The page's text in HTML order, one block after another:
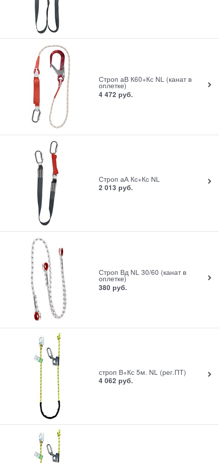
Строп аВ К60+Кс NL (канат в
оплетке)
4 472 руб.
Строп аА Кc+Кc NL
2 013 руб.
Строп Вд NL 30/60 (канат в
оплетке)
380 руб.
строп В+Кс 5м. NL (рег.ПТ)
4 062 руб.